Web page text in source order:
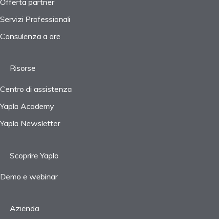
Servizi Professionali
Consulenza a ore
Risorse
Centro di assistenza
Yapla Academy
Yapla Newsletter
Scoprire Yapla
Demo e webinar
Azienda